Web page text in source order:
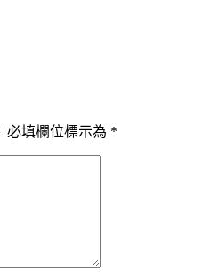
必填欄位標示為 *